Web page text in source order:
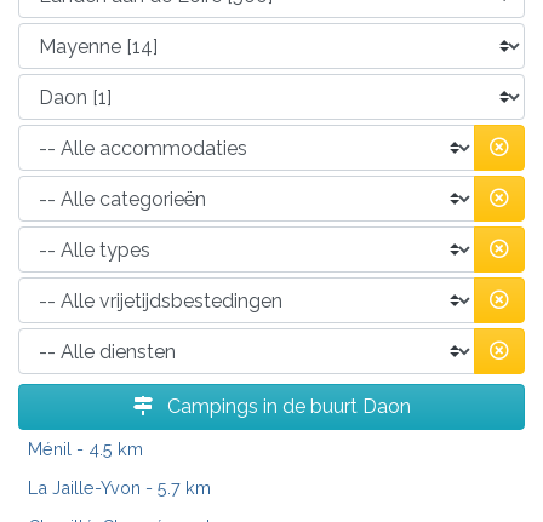
Campings in de buurt Daon
Ménil - 4.5 km
La Jaille-Yvon - 5.7 km